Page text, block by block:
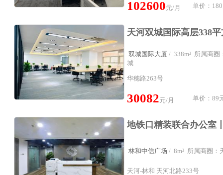
102600元/月 单价：180
双城国际大厦 / 338m² 所属商圈
城
华穗路263号
30082元/月 单价：89
林和中信广场 / 8m² 所属商圈：
天河-林和 天河北路233号